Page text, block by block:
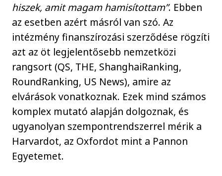
hiszek, amit magam hamisítottam”. Ebben
az esetben azért másról van szó. Az
intézmény finanszírozási szerződése rögzíti
azt az öt legjelentősebb nemzetközi
rangsort (QS, THE, ShanghaiRanking,
RoundRanking, US News), amire az
elvárások vonatkoznak. Ezek mind számos
komplex mutató alapján dolgoznak, és
ugyanolyan szempontrendszerrel mérik a
Harvardot, az Oxfordot mint a Pannon
Egyetemet.